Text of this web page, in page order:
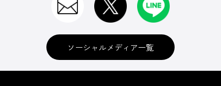
ソーシャルメディア一覧